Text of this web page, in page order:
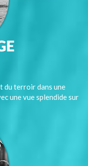
du terroir dans une
une vue splendide sur